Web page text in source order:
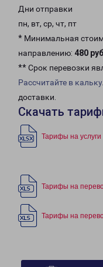
Дни отправки
пн, вт, ср, чт, пт
* Минимальная
направлению: 480 руб
** Срок перевозки
Рассчитайте в
доставки.
Скачать
Тарифы на услуги
Тарифы на
Тарифы на